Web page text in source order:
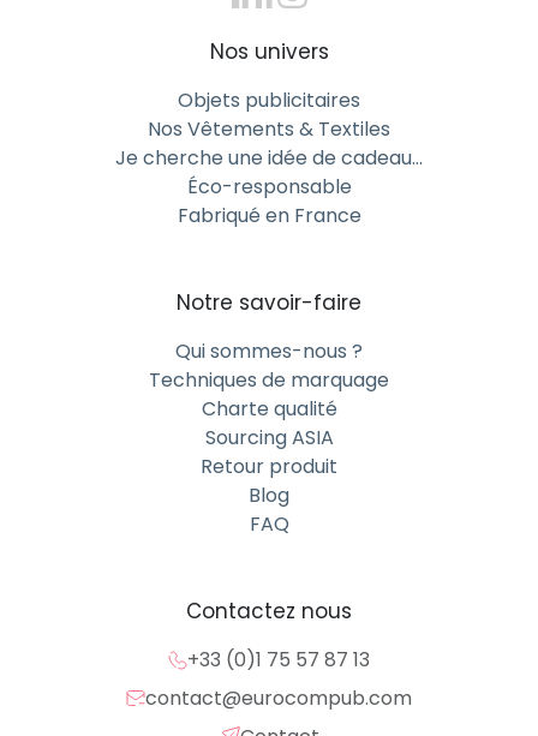
Nos univers
Objets publicitaires
Nos Vêtements & Textiles
Je cherche une idée de cadeau…
Éco-responsable
Fabriqué en France
Notre savoir-faire
Qui sommes-nous ?
Techniques de marquage
Charte qualité
Sourcing ASIA
Retour produit
Blog
FAQ
Contactez nous
+33 (0)1 75 57 87 13
contact@eurocompub.com